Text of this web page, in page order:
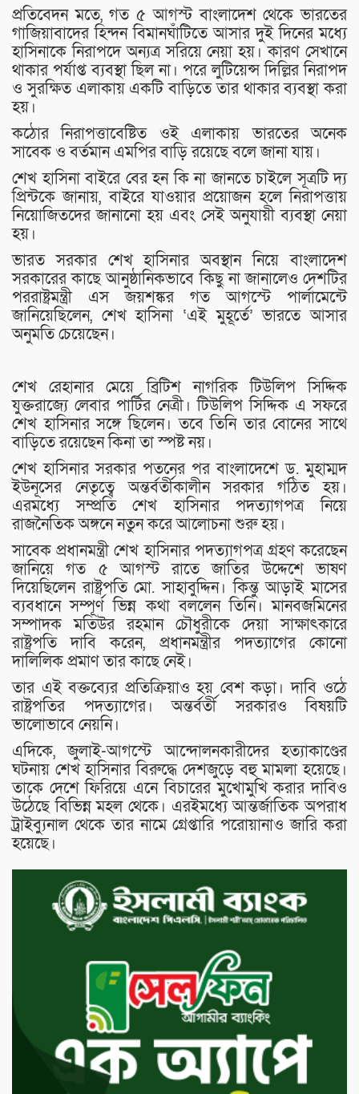
প্রতিবেদন মতে, গত ৫ আগস্ট বাংলাদেশ থেকে ভারতের
গাজিয়াবাদের হিন্দন বিমানঘাঁটিতে আসার দুই দিনের মধ্যে
হাসিনাকে নিরাপদে অন্যত্র সরিয়ে নেয়া হয়। কারণ সেখানে
থাকার পর্যাপ্ত ব্যবস্থা ছিল না। পরে লুটিয়েন্স দিল্লির নিরাপদ
ও সুরক্ষিত এলাকায় একটি বাড়িতে তার থাকার ব্যবস্থা করা
হয়।
কঠোর নিরাপত্তাবেষ্টিত ওই এলাকায় ভারতের অনেক
সাবেক ও বর্তমান এমপির বাড়ি রয়েছে বলে জানা যায়।
শেখ হাসিনা বাইরে বের হন কি না জানতে চাইলে সূত্রটি দ্য
প্রিন্টকে জানায়, বাইরে যাওয়ার প্রয়োজন হলে নিরাপত্তায়
নিয়োজিতদের জানানো হয় এবং সেই অনুযায়ী ব্যবস্থা নেয়া
হয়।
ভারত সরকার শেখ হাসিনার অবস্থান নিয়ে বাংলাদেশ
সরকারের কাছে আনুষ্ঠানিকভাবে কিছু না জানালেও দেশটির
পররাষ্ট্রমন্ত্রী এস জয়শঙ্কর গত আগস্টে পার্লামেন্টে
জানিয়েছিলেন, শেখ হাসিনা ‘এই মুহূর্তে’ ভারতে আসার
অনুমতি চেয়েছেন।
শেখ রেহানার মেয়ে ব্রিটিশ নাগরিক টিউলিপ সিদ্দিক
যুক্তরাজ্যে লেবার পার্টির নেত্রী। টিউলিপ সিদ্দিক এ সফরে
শেখ হাসিনার সঙ্গে ছিলেন। তবে তিনি তার বোনের সাথে
বাড়িতে রয়েছেন কিনা তা স্পষ্ট নয়।
শেখ হাসিনার সরকার পতনের পর বাংলাদেশে ড. মুহাম্মদ
ইউনূসের নেতৃত্বে অন্তর্বর্তীকালীন সরকার গঠিত হয়।
এরমধ্যে সম্প্রতি শেখ হাসিনার পদত্যাগপত্র নিয়ে
রাজনৈতিক অঙ্গনে নতুন করে আলোচনা শুরু হয়।
সাবেক প্রধানমন্ত্রী শেখ হাসিনার পদত্যাগপত্র গ্রহণ করেছেন
জানিয়ে গত ৫ আগস্ট রাতে জাতির উদ্দেশে ভাষণ
দিয়েছিলেন রাষ্ট্রপতি মো. সাহাবুদ্দিন। কিন্তু আড়াই মাসের
ব্যবধানে সম্পূর্ণ ভিন্ন কথা বললেন তিনি। মানবজমিনের
সম্পাদক মতিউর রহমান চৌধুরীকে দেয়া সাক্ষাৎকারে
রাষ্ট্রপতি দাবি করেন, প্রধানমন্ত্রীর পদত্যাগের কোনো
দালিলিক প্রমাণ তার কাছে নেই।
তার এই বক্তব্যের প্রতিক্রিয়াও হয় বেশ কড়া। দাবি ওঠে
রাষ্ট্রপতির পদত্যাগের। অন্তর্বর্তী সরকারও বিষয়টি
ভালোভাবে নেয়নি।
এদিকে, জুলাই-আগস্টে আন্দোলনকারীদের হত্যাকাণ্ডের
ঘটনায় শেখ হাসিনার বিরুদ্ধে দেশজুড়ে বহু মামলা হয়েছে।
তাকে দেশে ফিরিয়ে এনে বিচারের মুখোমুখি করার দাবিও
উঠেছে বিভিন্ন মহল থেকে। এরইমধ্যে আন্তর্জাতিক অপরাধ
ট্রাইব্যুনাল থেকে তার নামে গ্রেপ্তারি পরোয়ানাও জারি করা
হয়েছে।